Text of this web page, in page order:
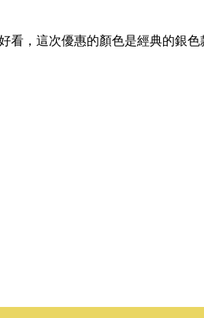
看，這次優惠的顏色是經典的銀